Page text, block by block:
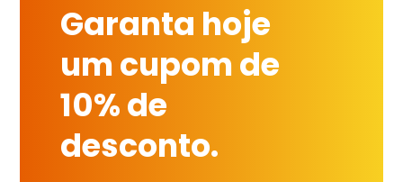
Garanta hoje
um cupom de
10% de
desconto.